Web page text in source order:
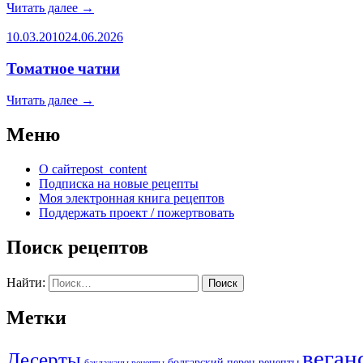
Читать далее →
10.03.201024.06.2026
Томатное чатни
Читать далее →
Меню
О сайтеpost_content
Подписка на новые рецепты
Моя электронная книга рецептов
Поддержать проект / пожертвовать
Поиск рецептов
Найти:
Метки